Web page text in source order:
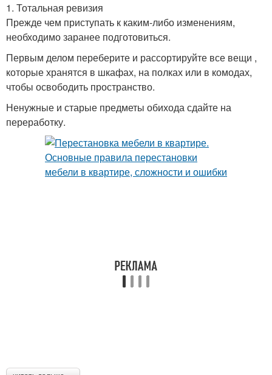
1. Тотальная ревизия
Прежде чем приступать к каким-либо изменениям,
необходимо заранее подготовиться.
Первым делом переберите и рассортируйте все вещи ,
которые хранятся в шкафах, на полках или в комодах,
чтобы освободить пространство.
Ненужные и старые предметы обихода сдайте на
переработку.